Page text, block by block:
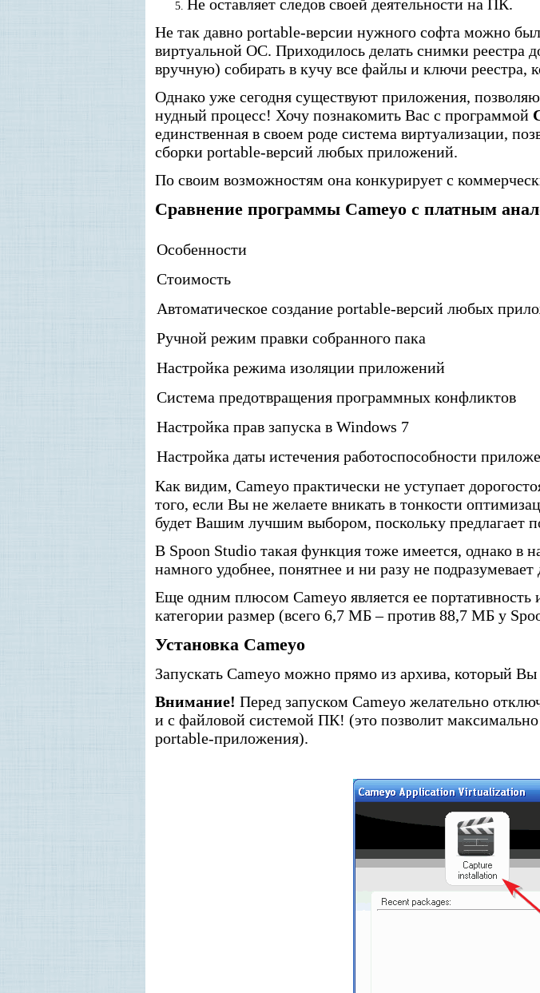
Не оставляет следов своей деятельности на ПК.
Не так давно portable-версии нужного софта можно
виртуальной ОС. Приходилось делать снимки реестра
вручную) собирать в кучу все файлы и ключи реестра,
Однако уже сегодня существуют приложения,
нудный процесс! Хочу познакомить Вас с программой
единственная в своем роде система виртуализации,
сборки portable-версий любых приложений.
По своим возможностям она конкурирует с
Сравнение программы Cameyo с платным
Особенности
Стоимость
Автоматическое создание portable-версий любых
Ручной режим правки собранного пака
Настройка режима изоляции приложений
Система предотвращения программных конфликтов
Настройка прав запуска в Windows 7
Настройка даты истечения работоспособности
Как видим, Cameyo практически не уступает
того, если Вы не желаете вникать в тонкости
будет Вашим лучшим выбором, поскольку предлагает
В Spoon Studio такая функция тоже имеется, однако в
намного удобнее, понятнее и ни разу не подразумевает
Еще одним плюсом Cameyo является ее
категории размер (всего 6,7 МБ – против 88,7 МБ у
Установка Cameyo
Запускать Cameyo можно прямо из архива, который Вы
Внимание! Перед запуском Cameyo желательно
и с файловой системой ПК! (это позволит
portable-приложения).